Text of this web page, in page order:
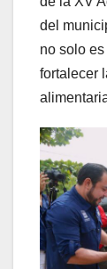
del
no solo
fortalecer